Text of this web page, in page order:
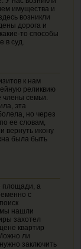
имущества и
возникли
дорога и
то способы
в суд.
к нам
реликвию
члены семьи.
эта
но через
ее словам,
вернуть икону
была быть
площади, а
с
мы нашли
захотел
квартир
ли
заключить